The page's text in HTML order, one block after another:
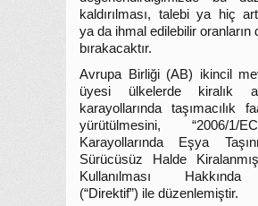
kaldırılması, talebi ya hiç
ya da ihmal edilebilir oranların
bırakacaktır.
Avrupa Birliği (AB) ikincil
üyesi ülkelerde kiralık
karayollarında taşımacılık
yürütülmesini, “2006/1/
Karayollarında Eşya
Sürücüsüz Halde
Kullanılması
(“Direktif”) ile düzenlemiştir.